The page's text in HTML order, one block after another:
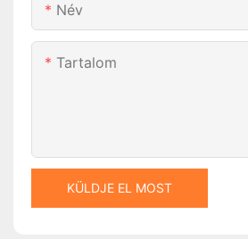
Név
Tartalom
KÜLDJE EL MOST